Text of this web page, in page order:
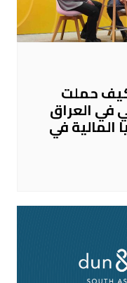
20/20 أوروبا 2026 كيف حملت
في العراق
المالية في